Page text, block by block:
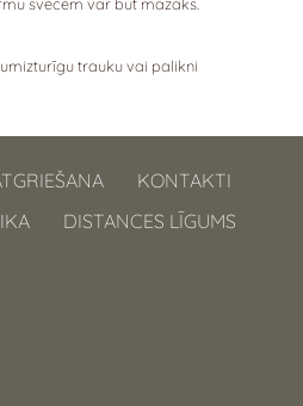
trauku vai palikni
KONTAKTI
DISTANCES LĪGUMS